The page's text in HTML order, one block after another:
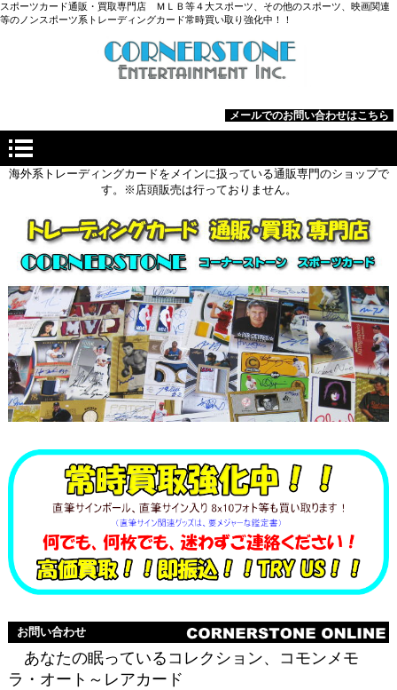
スポーツカード通販・買取専門店 ＭＬＢ等４大スポーツ、その他のスポーツ、映画関連
等のノンスポーツ系トレーディングカード常時買い取り強化中！！
メールでのお問い合わせはこちら
海外系トレーディングカードをメインに扱っている通販専門のショップで
す。※店頭販売は行っておりません。
お問い合わせ
あなたの眠っているコレクション、コモンメモ
ラ・オート～レアカード